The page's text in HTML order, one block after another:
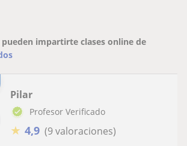
pueden impartirte clases online de
Pilar
Profesor Verificado
★ 4,9 (9 valoraciones)